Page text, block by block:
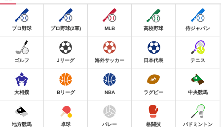
プロ野球 プロ野球(2軍) MLB 高校野球 侍ジャパン
ゴルフ Jリーグ 海外サッカー 日本代表 テニス
大相撲 Bリーグ NBA ラグビー 中央競馬
地方競馬 卓球 バレー 格闘技 バドミントン